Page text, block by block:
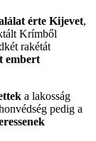
érte Kijevet,
Krímből
rakétát
embert
a lakosság
pedig a